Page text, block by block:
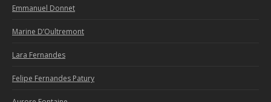
Emmanuel Donnet
Marine D’Oultremont
Lara Fernandes
Felipe Fernandes Patury